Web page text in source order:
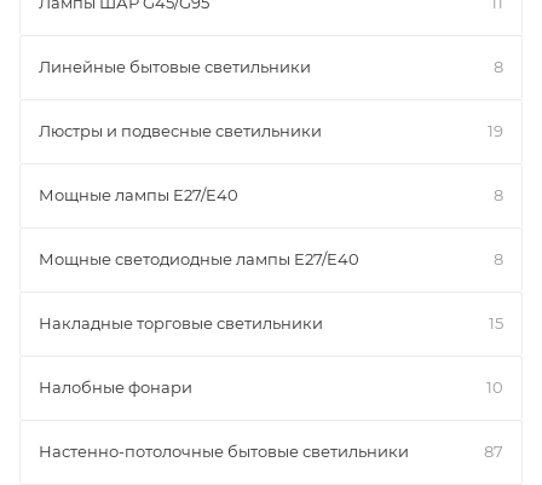
Линейные бытовые светильники 8
Люстры и подвесные светильники 19
Мощные лампы E27/E40 8
Мощные светодиодные лампы E27/E40 8
Накладные торговые светильники 15
Налобные фонари 10
Настенно-потолочные бытовые светильники 87